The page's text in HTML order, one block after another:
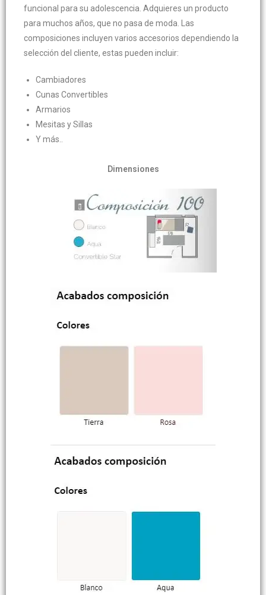
funcional para su adolescencia. Adquieres un producto
para muchos años, que no pasa de moda. Las
composiciones incluyen varios accesorios dependiendo la
selección del cliente, estas pueden incluir:
Cambiadores
Cunas Convertibles
Armarios
Mesitas y Sillas
Y más..
Dimensiones